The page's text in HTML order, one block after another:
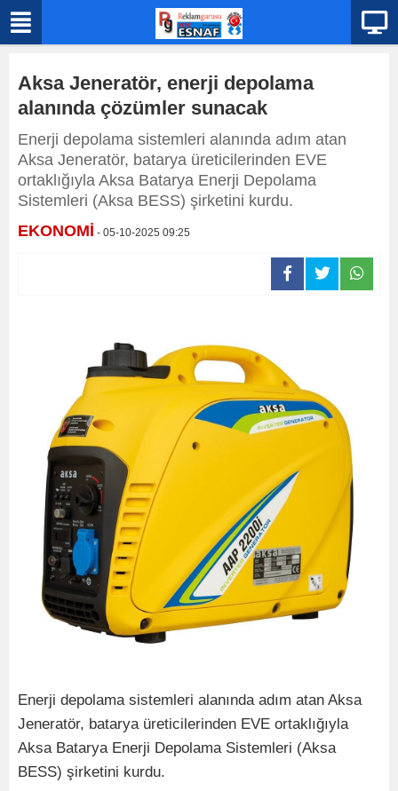
Aksa Jeneratör, enerji depolama
alanında çözümler sunacak
Enerji depolama sistemleri alanında adım atan
Aksa Jeneratör, batarya üreticilerinden EVE
ortaklığıyla Aksa Batarya Enerji Depolama
Sistemleri (Aksa BESS) şirketini kurdu.
EKONOMİ - 05-10-2025 09:25
Enerji depolama sistemleri alanında adım atan Aksa
Jeneratör, batarya üreticilerinden EVE ortaklığıyla
Aksa Batarya Enerji Depolama Sistemleri (Aksa
BESS) şirketini kurdu.